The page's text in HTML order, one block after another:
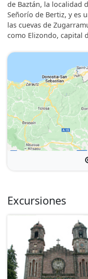
de Baztán, la localidad
Señorío de Bertiz, y es
las cuevas de
como Elizondo, capital
Excursiones